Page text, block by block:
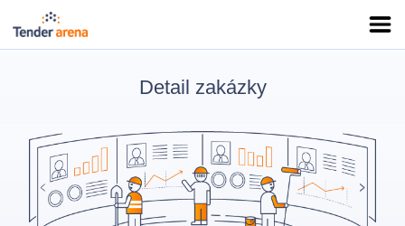
Detail zakázky